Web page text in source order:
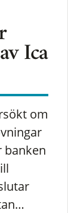
Ica
om
banken